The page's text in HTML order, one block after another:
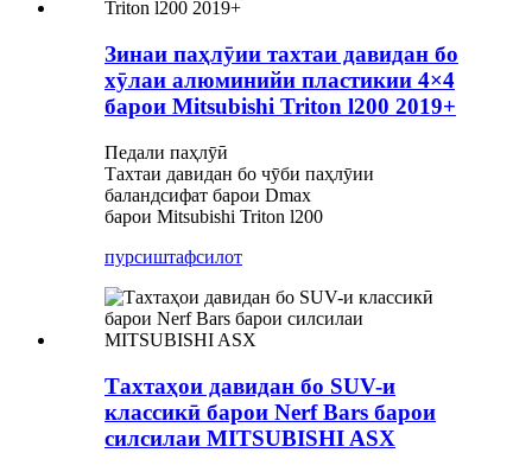
Зинаи паҳлӯии тахтаи давидан бо
хӯлаи алюминийи пластикии 4×4
барои Mitsubishi Triton l200 2019+
Педали паҳлӯӣ
Тахтаи давидан бо чӯби паҳлӯии
баландсифат барои Dmax
барои Mitsubishi Triton l200
пурсиштафсилот
Тахтаҳои давидан бо SUV-и
классикӣ барои Nerf Bars барои
силсилаи MITSUBISHI ASX